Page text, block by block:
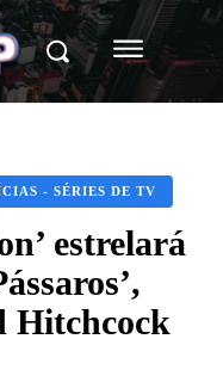
- SÉRIES DE TV
estrelará
Hitchcock